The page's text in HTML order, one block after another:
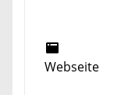
Webseite